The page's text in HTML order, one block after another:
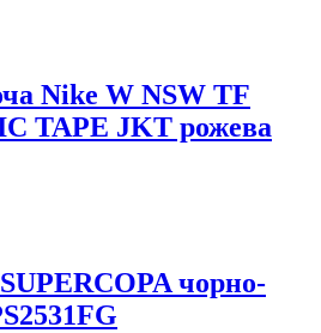
Nike W NSW TF
TAPE JKT рожева
чорно-